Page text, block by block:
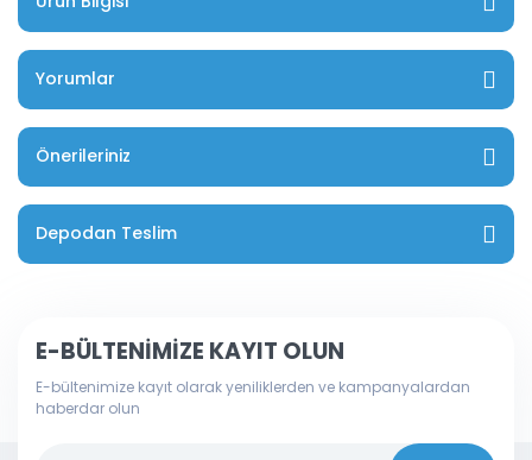
Yorumlar
Önerileriniz
Depodan Teslim
E-BÜLTENİMİZE KAYIT OLUN
E-bültenimize kayıt olarak yeniliklerden ve kampanyalardan
haberdar olun